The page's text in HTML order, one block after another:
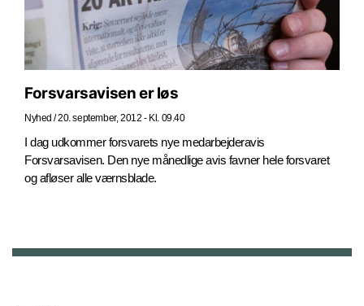
Forsvarsavisen er løs
Nyhed / 20. september, 2012 - Kl. 09.40
I dag udkommer forsvarets nye medarbejderavis
Forsvarsavisen. Den nye månedlige avis favner hele forsvaret
og afløser alle værnsblade.